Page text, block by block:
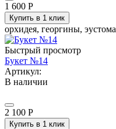
1 600 Р
Купить в 1 клик
орхидея, георгины, эустома
Быстрый просмотр
Букет №14
Артикул:
В наличии
2 100 Р
Купить в 1 клик